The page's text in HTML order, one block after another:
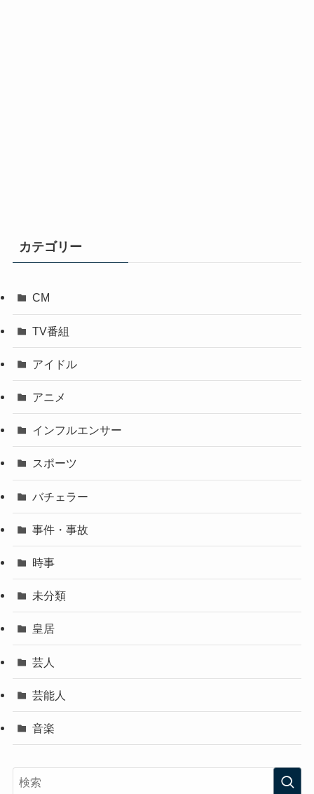
カテゴリー
CM
TV番組
アイドル
アニメ
インフルエンサー
スポーツ
バチェラー
事件・事故
時事
未分類
皇居
芸人
芸能人
音楽